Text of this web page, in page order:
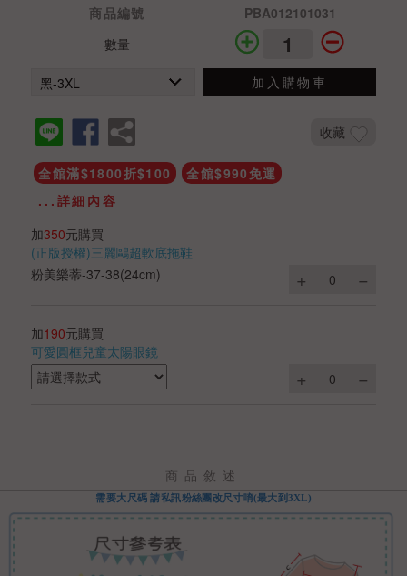
商品編號
PBA012101031
數量
加入購物車
收藏
全館滿$1800折$100
全館$990免運
...詳細內容
加350元購買
(正版授權)三麗鷗超軟底拖鞋
粉美樂蒂-37-38(24cm)
加190元購買
可愛圓框兒童太陽眼鏡
商品敘述